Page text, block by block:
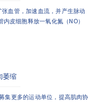
血管，加速血流，并产生脉动
内皮细胞释放一氧化氮（NO）
萎缩
集更多的运动单位，提高肌肉协